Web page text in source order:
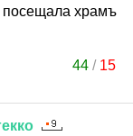
посещала храмъ
44/ 15